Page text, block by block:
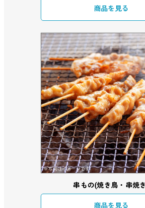
商品を見る
串もの(焼き鳥・串焼
商品を見る